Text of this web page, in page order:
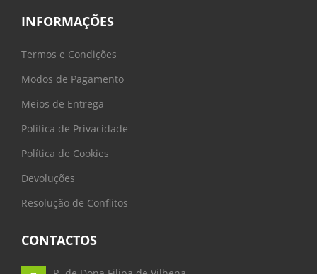
INFORMAÇÕES
Termos e Condições
Modos de Pagamento
Meios de Entrega
Politica de Privacidade
Política de Cookies
Devoluções
Resolução de Conflitos
CONTACTOS